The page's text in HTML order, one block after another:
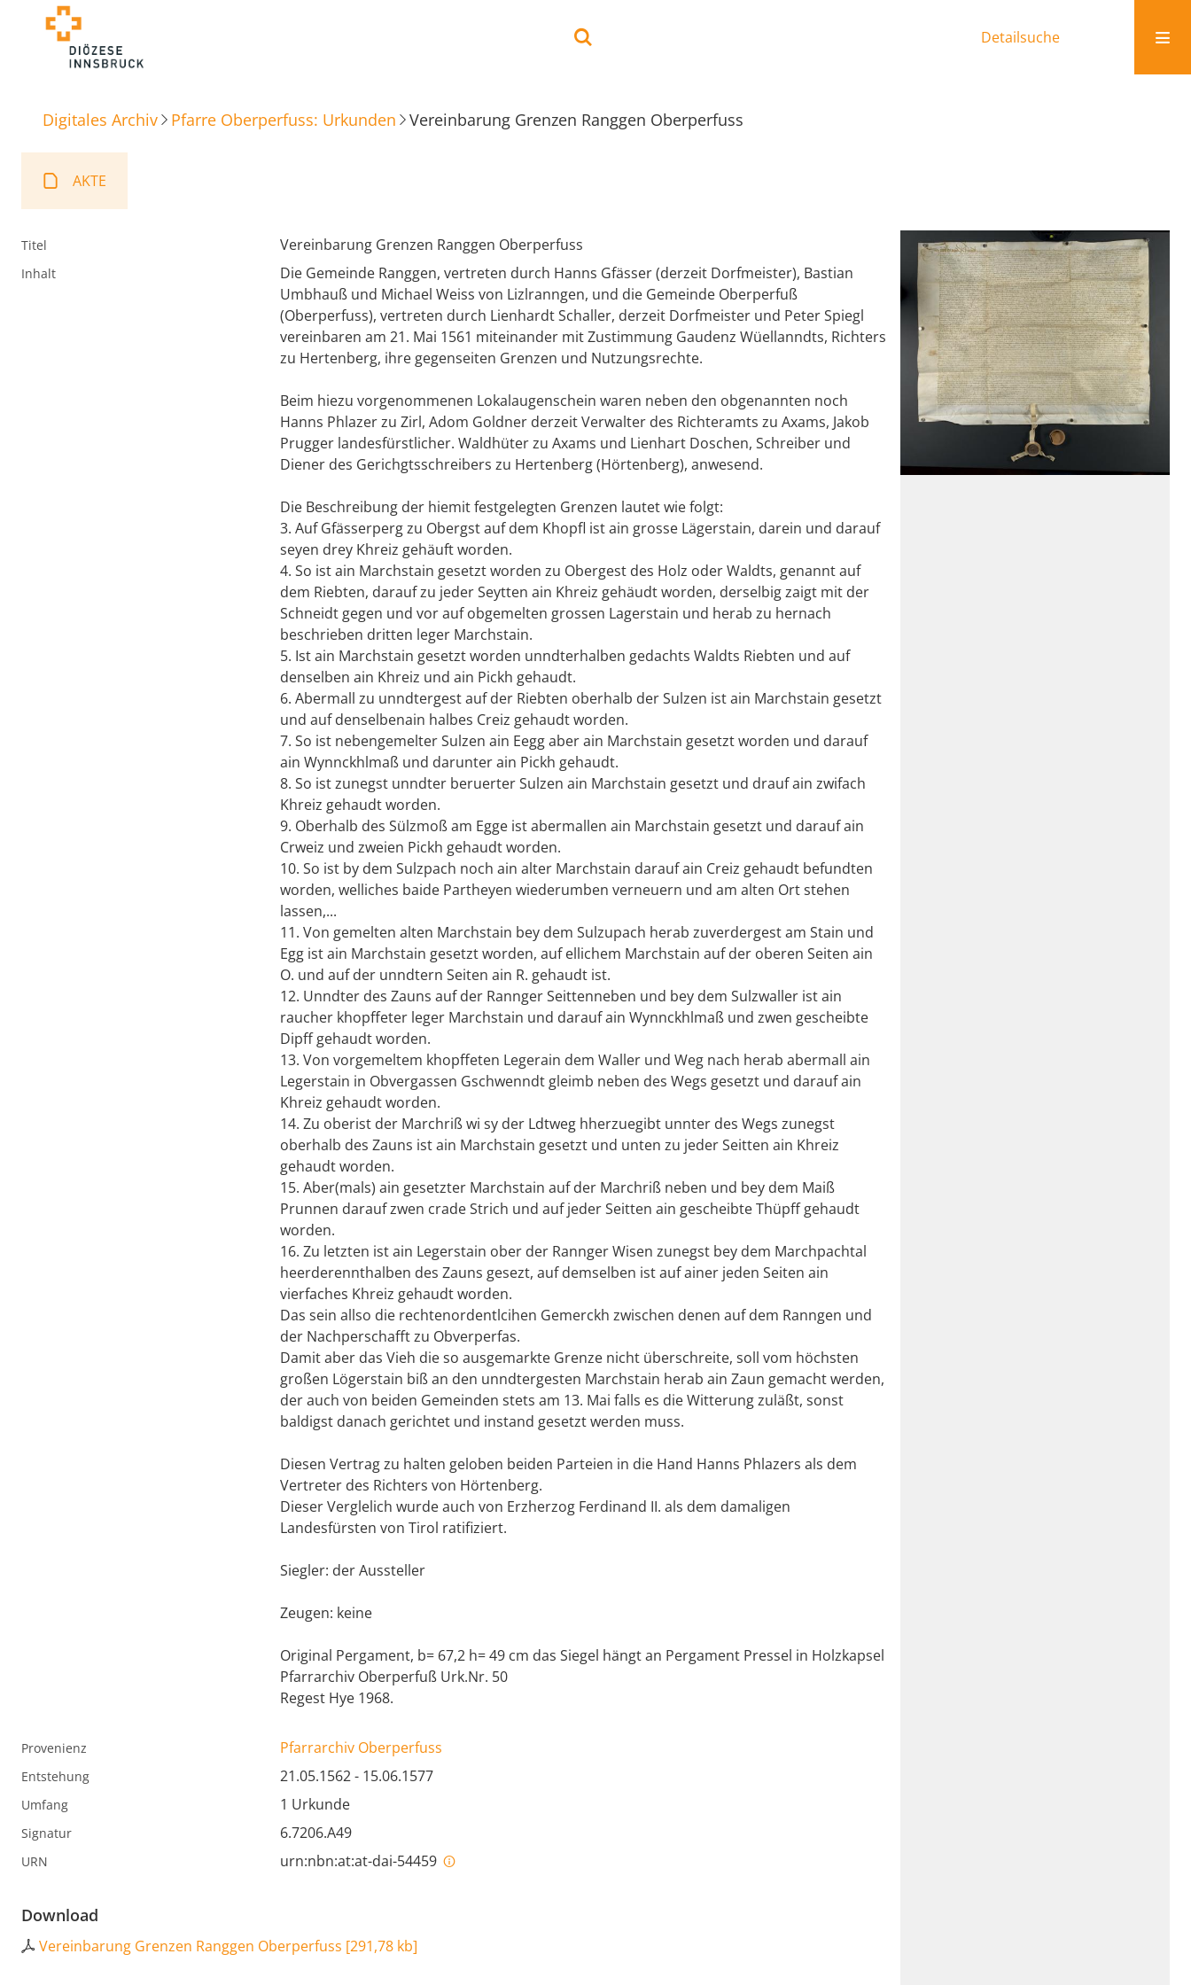
Detailsuche
Digitales Archiv Pfarre Oberperfuss: Urkunden Vereinbarung Grenzen Ranggen Oberperfuss
AKTE
Titel Vereinbarung Grenzen Ranggen Oberperfuss
Inhalt
Die Gemeinde Ranggen, vertreten durch Hanns Gfässer (derzeit Dorfmeister), Bastian
Umbhauß und Michael Weiss von Lizlranngen, und die Gemeinde Oberperfuß
(Oberperfuss), vertreten durch Lienhardt Schaller, derzeit Dorfmeister und Peter Spiegl
vereinbaren am 21. Mai 1561 miteinander mit Zustimmung Gaudenz Wüellanndts, Richters
zu Hertenberg, ihre gegenseiten Grenzen und Nutzungsrechte.
Beim hiezu vorgenommenen Lokalaugenschein waren neben den obgenannten noch
Hanns Phlazer zu Zirl, Adom Goldner derzeit Verwalter des Richteramts zu Axams, Jakob
Prugger landesfürstlicher. Waldhüter zu Axams und Lienhart Doschen, Schreiber und
Diener des Gerichgtsschreibers zu Hertenberg (Hörtenberg), anwesend.
Die Beschreibung der hiemit festgelegten Grenzen lautet wie folgt:
3. Auf Gfässerperg zu Obergst auf dem Khopfl ist ain grosse Lägerstain, darein und darauf
seyen drey Khreiz gehäuft worden.
4. So ist ain Marchstain gesetzt worden zu Obergest des Holz oder Waldts, genannt auf
dem Riebten, darauf zu jeder Seytten ain Khreiz gehäudt worden, derselbig zaigt mit der
Schneidt gegen und vor auf obgemelten grossen Lagerstain und herab zu hernach
beschrieben dritten leger Marchstain.
5. Ist ain Marchstain gesetzt worden unndterhalben gedachts Waldts Riebten und auf
denselben ain Khreiz und ain Pickh gehaudt.
6. Abermall zu unndtergest auf der Riebten oberhalb der Sulzen ist ain Marchstain gesetzt
und auf denselbenain halbes Creiz gehaudt worden.
7. So ist nebengemelter Sulzen ain Eegg aber ain Marchstain gesetzt worden und darauf
ain Wynnckhlmaß und darunter ain Pickh gehaudt.
8. So ist zunegst unndter beruerter Sulzen ain Marchstain gesetzt und drauf ain zwifach
Khreiz gehaudt worden.
9. Oberhalb des Sülzmoß am Egge ist abermallen ain Marchstain gesetzt und darauf ain
Crweiz und zweien Pickh gehaudt worden.
10. So ist by dem Sulzpach noch ain alter Marchstain darauf ain Creiz gehaudt befundten
worden, welliches baide Partheyen wiederumben verneuern und am alten Ort stehen
lassen,...
11. Von gemelten alten Marchstain bey dem Sulzupach herab zuverdergest am Stain und
Egg ist ain Marchstain gesetzt worden, auf ellichem Marchstain auf der oberen Seiten ain
O. und auf der unndtern Seiten ain R. gehaudt ist.
12. Unndter des Zauns auf der Rannger Seittenneben und bey dem Sulzwaller ist ain
raucher khopffeter leger Marchstain und darauf ain Wynnckhlmaß und zwen gescheibte
Dipff gehaudt worden.
13. Von vorgemeltem khopffeten Legerain dem Waller und Weg nach herab abermall ain
Legerstain in Obvergassen Gschwenndt gleimb neben des Wegs gesetzt und darauf ain
Khreiz gehaudt worden.
14. Zu oberist der Marchriß wi sy der Ldtweg hherzuegibt unnter des Wegs zunegst
oberhalb des Zauns ist ain Marchstain gesetzt und unten zu jeder Seitten ain Khreiz
gehaudt worden.
15. Aber(mals) ain gesetzter Marchstain auf der Marchriß neben und bey dem Maiß
Prunnen darauf zwen crade Strich und auf jeder Seitten ain gescheibte Thüpff gehaudt
worden.
16. Zu letzten ist ain Legerstain ober der Rannger Wisen zunegst bey dem Marchpachtal
heerderennthalben des Zauns gesezt, auf demselben ist auf ainer jeden Seiten ain
vierfaches Khreiz gehaudt worden.
Das sein allso die rechtenordentlcihen Gemerckh zwischen denen auf dem Ranngen und
der Nachperschafft zu Obverperfas.
Damit aber das Vieh die so ausgemarkte Grenze nicht überschreite, soll vom höchsten
großen Lögerstain biß an den unndtergesten Marchstain herab ain Zaun gemacht werden,
der auch von beiden Gemeinden stets am 13. Mai falls es die Witterung zuläßt, sonst
baldigst danach gerichtet und instand gesetzt werden muss.
Diesen Vertrag zu halten geloben beiden Parteien in die Hand Hanns Phlazers als dem
Vertreter des Richters von Hörtenberg.
Dieser Verglelich wurde auch von Erzherzog Ferdinand II. als dem damaligen
Landesfürsten von Tirol ratifiziert.
Siegler: der Aussteller
Zeugen: keine
Original Pergament, b= 67,2 h= 49 cm das Siegel hängt an Pergament Pressel in Holzkapsel
Pfarrarchiv Oberperfuß Urk.Nr. 50
Regest Hye 1968.
Provenienz Pfarrarchiv Oberperfuss
Entstehung 21.05.1562 - 15.06.1577
Umfang 1 Urkunde
Signatur 6.7206.A49
URN urn:nbn:at:at-dai-54459
Download
Vereinbarung Grenzen Ranggen Oberperfuss [291,78 kb]